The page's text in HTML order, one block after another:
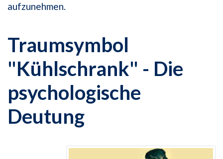
aufzunehmen.
Traumsymbol
"Kühlschrank" - Die
psychologische
Deutung